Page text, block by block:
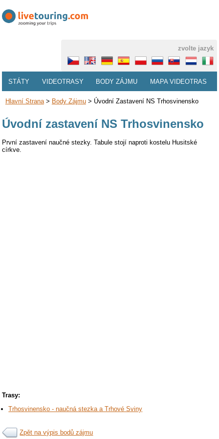
zvolte jazyk
STÁTY VIDEOTRASY BODY ZÁJMU MAPA VIDEOTRAS
Hlavní Strana> Body Zájmu> Úvodní Zastavení NS Trhosvinensko
Úvodní zastavení NS Trhosvinensko
První zastavení naučné stezky. Tabule stojí naproti kostelu Husitské
církve.
Trasy:
Trhosvinensko - naučná stezka a Trhové Sviny
Zpět na výpis bodů zájmu